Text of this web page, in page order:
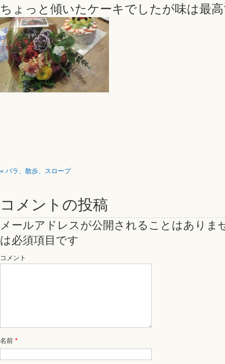
ちょっと傾いたケーキでしたが味は最
« バラ、散歩、スロープ
コメントの投稿
メールアドレスが公開されることはありま
は必須項目です
コメント
名前 *